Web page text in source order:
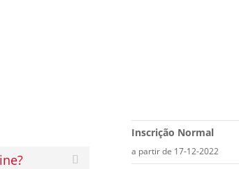
Inscrição Normal
a partir de 17-12-2022